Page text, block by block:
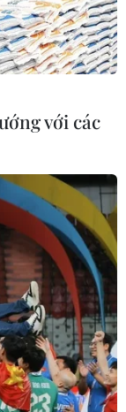
túi nilon
chất thải rắn
gây ô nhiễm
trọng, trở
với các